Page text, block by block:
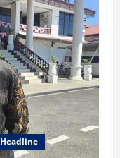
Headline